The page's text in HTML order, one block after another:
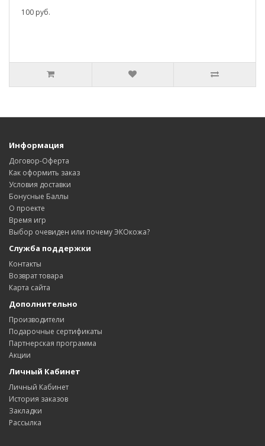
100 руб.
Информация
Договор-Оферта
Как оформить заказ
Условия доставки
Бонусные Баллы
О проекте
Время игр
Выбор очевиден или почему ЭКОкожа?
Служба поддержки
Контакты
Возврат товара
Карта сайта
Дополнительно
Производители
Подарочные сертификаты
Партнерская программа
Акции
Личный Кабинет
Личный Кабинет
История заказов
Закладки
Рассылка